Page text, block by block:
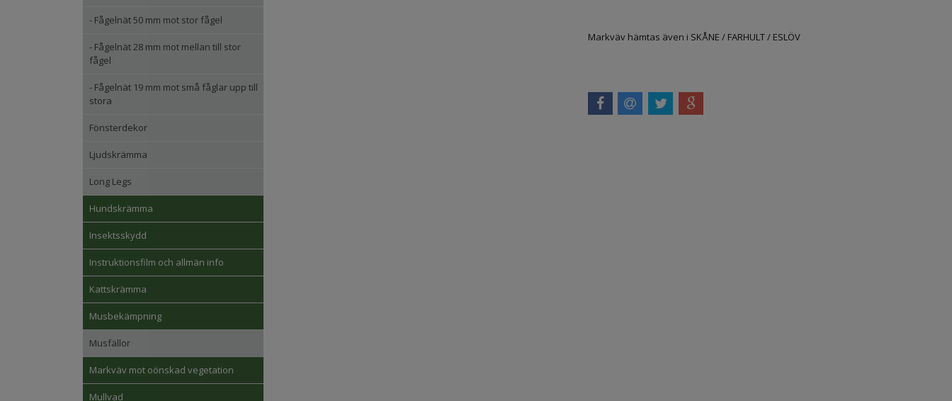
- Fågelnät 50 mm mot stor fågel
- Fågelnät 28 mm mot mellan till stor
fågel
- Fågelnät 19 mm mot små fåglar upp till
stora
Fönsterdekor
Ljudskrämma
Long Legs
Hundskrämma
Insektsskydd
Instruktionsfilm och allmän info
Kattskrämma
Musbekämpning
Musfällor
Markväv mot oönskad vegetation
Mullvad
Markväv hämtas även i SKÅNE / FARHULT / ESLÖV